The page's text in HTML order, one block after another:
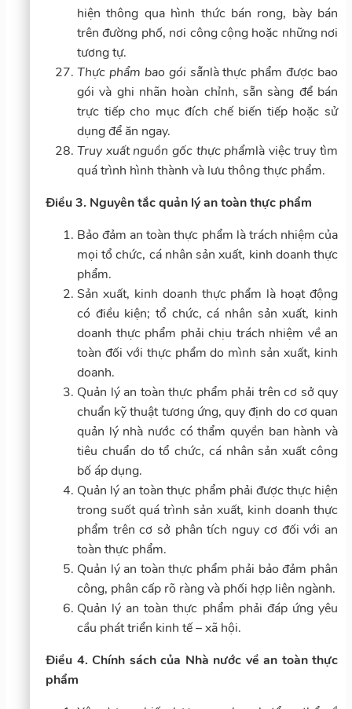
hiện thông qua hình thức bán rong, bày bán
trên đường phố, nơi công cộng hoặc những nơi
tương tự.
Thực phẩm bao gói sẵnlà thực phẩm được bao
gói và ghi nhãn hoàn chỉnh, sẵn sàng để bán
trực tiếp cho mục đích chế biến tiếp hoặc sử
dụng để ăn ngay.
Truy xuất nguồn gốc thực phẩmlà việc truy tìm
quá trình hình thành và lưu thông thực phẩm.
Điều 3. Nguyên tắc quản lý an toàn thực phẩm
Bảo đảm an toàn thực phẩm là trách nhiệm của
mọi tổ chức, cá nhân sản xuất, kinh doanh thực
phẩm.
Sản xuất, kinh doanh thực phẩm là hoạt động
có điều kiện; tổ chức, cá nhân sản xuất, kinh
doanh thực phẩm phải chịu trách nhiệm về an
toàn đối với thực phẩm do mình sản xuất, kinh
doanh.
Quản lý an toàn thực phẩm phải trên cơ sở quy
chuẩn kỹ thuật tương ứng, quy định do cơ quan
quản lý nhà nước có thẩm quyền ban hành và
tiêu chuẩn do tổ chức, cá nhân sản xuất công
bố áp dụng.
Quản lý an toàn thực phẩm phải được thực hiện
trong suốt quá trình sản xuất, kinh doanh thực
phẩm trên cơ sở phân tích nguy cơ đối với an
toàn thực phẩm.
Quản lý an toàn thực phẩm phải bảo đảm phân
công, phân cấp rõ ràng và phối hợp liên ngành.
Quản lý an toàn thực phẩm phải đáp ứng yêu
cầu phát triển kinh tế – xã hội.
Điều 4. Chính sách của Nhà nước về an toàn thực
phẩm